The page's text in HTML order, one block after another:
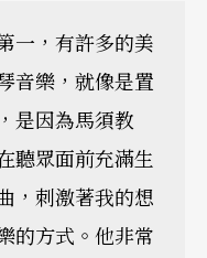
一，有許多的美
音樂，就像是置
是因為馬須教
聽眾面前充滿生
，刺激著我的想
的方式。他非常